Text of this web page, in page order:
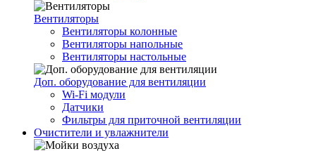
Вентиляторы
Вентиляторы колонные
Вентиляторы напольные
Вентиляторы настольные
Доп. оборудование для вентиляции
Wi-Fi модули
Датчики
Фильтры для приточной вентиляции
Очистители и увлажнители